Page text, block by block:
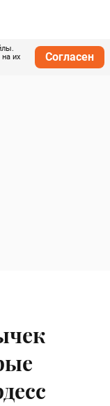
на их
Согласен